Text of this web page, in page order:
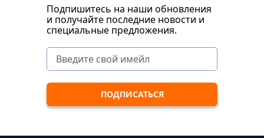
Подпишитесь на наши обновления
и получайте последние новости и
специальные предложения.